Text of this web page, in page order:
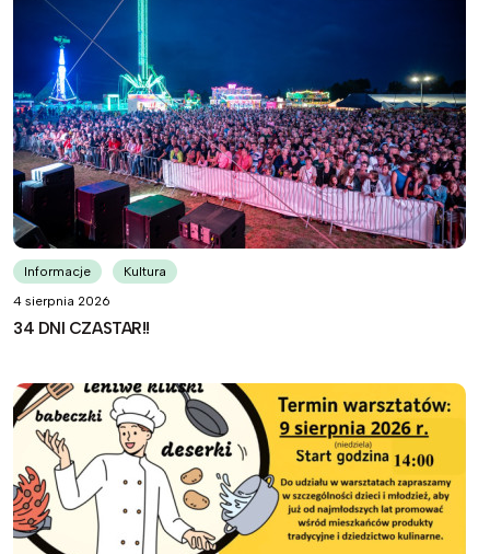
Informacje
Kultura
4 sierpnia 2026
34 DNI CZASTAR!!